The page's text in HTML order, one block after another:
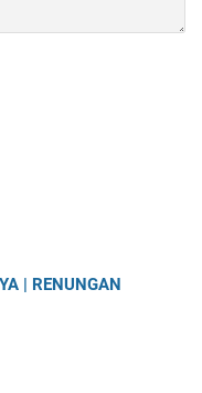
| RENUNGAN